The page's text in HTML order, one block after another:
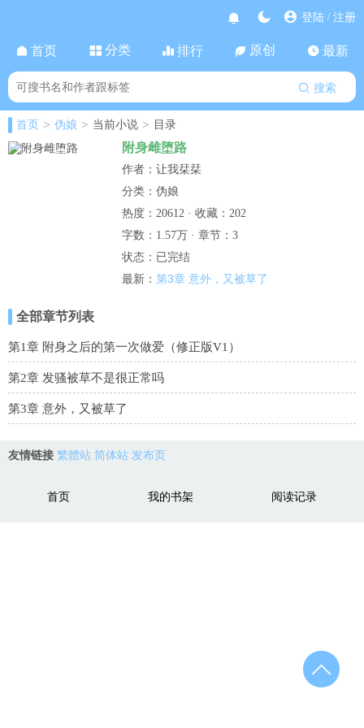
登陆 / 注册
首页 分类 排行 原创 最新
搜索
首页 > 伪娘 > 当前小说 > 目录
附身雌堕路
作者：让我栞栞
分类：伪娘
热度：20612 · 收藏：202
字数：1.57万 · 章节：3
状态：已完结
最新： 第3章 意外，又被草了
全部章节列表
第1章 附身之后的第一次做爱（修正版V1）
第2章 发骚被草不是很正常吗
第3章 意外，又被草了
友情链接 繁體站 简体站 发布页
首页 我的书架 阅读记录